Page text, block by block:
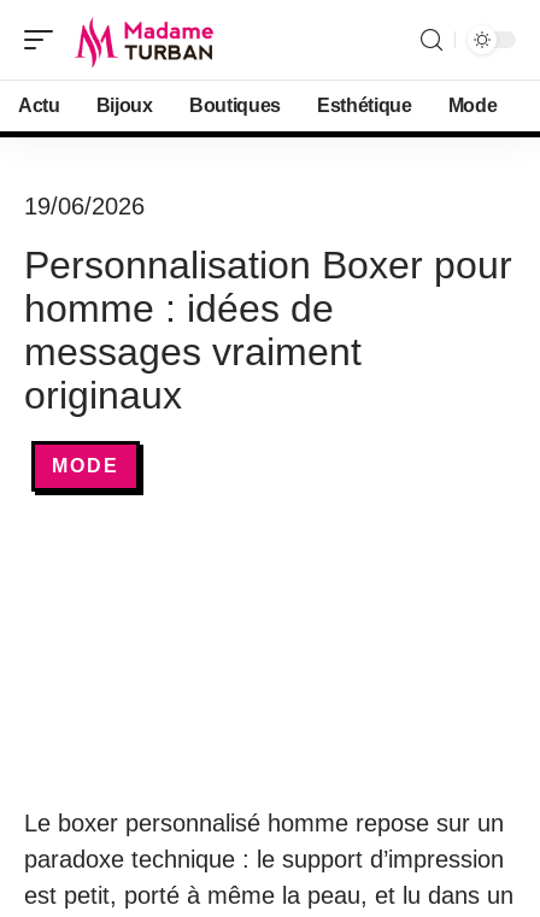
Actu Bijoux Boutiques Esthétique Mode
19/06/2026
Personnalisation Boxer pour
homme : idées de
messages vraiment
originaux
MODE
Le boxer personnalisé homme repose sur un
paradoxe technique : le support d’impression
est petit, porté à même la peau, et lu dans un